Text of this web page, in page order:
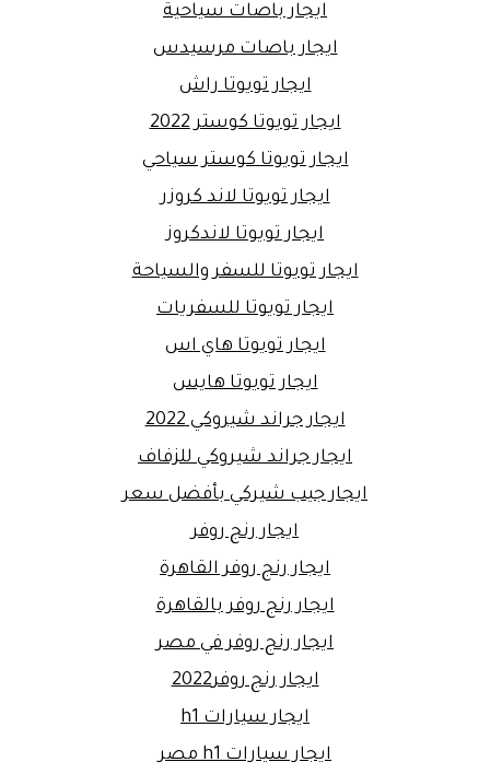
ايجار باصات سياحية
ايجار باصات مرسيدس
ايجار تويوتا راش
ايجار تويوتا كوستر 2022
ايجار تويوتا كوستر سياحي
ايجار تويوتا لاند كروزر
ايجار تويوتا لاندكروز
ايجار تويوتا للسفر والسياحة
ايجار تويوتا للسفريات
ايجار تويوتا هاي اس
ايجار تويوتا هايس
ايجار جراند شيروكي 2022
ايجار جراند شيروكي للزفاف
ايجار جيب شيركي بأفضل سعر
ايجار رنج روفر
ايجار رنج روفر القاهرة
ايجار رنج روفر بالقاهرة
ايجار رنج روفر في مصر
ايجار رنج روفر2022
ايجار سيارات h1
ايجار سيارات h1 مصر